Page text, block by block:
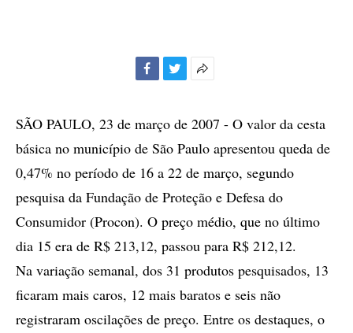
compartilhamento
SÃO PAULO, 23 de março de 2007 - O valor da cesta
básica no município de São Paulo apresentou queda de
0,47% no período de 16 a 22 de março, segundo
pesquisa da Fundação de Proteção e Defesa do
Consumidor (Procon). O preço médio, que no último
dia 15 era de R$ 213,12, passou para R$ 212,12.
Na variação semanal, dos 31 produtos pesquisados, 13
ficaram mais caros, 12 mais baratos e seis não
registraram oscilações de preço. Entre os destaques, o